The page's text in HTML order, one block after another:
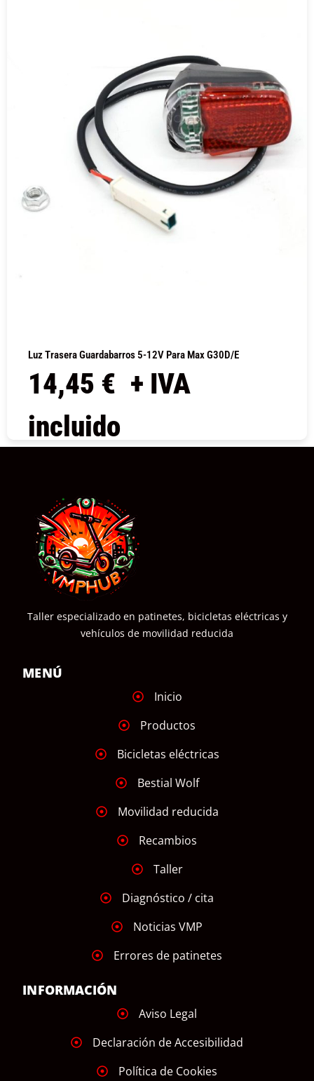
Luz Trasera Guardabarros 5-12V Para Max G30D/E
14,45 € + IVA
incluido
Taller especializado en patinetes, bicicletas eléctricas y
vehículos de movilidad reducida
MENÚ
Inicio
Productos
Bicicletas eléctricas
Bestial Wolf
Movilidad reducida
Recambios
Taller
Diagnóstico / cita
Noticias VMP
Errores de patinetes
INFORMACIÓN
Aviso Legal
Declaración de Accesibilidad
Política de Cookies